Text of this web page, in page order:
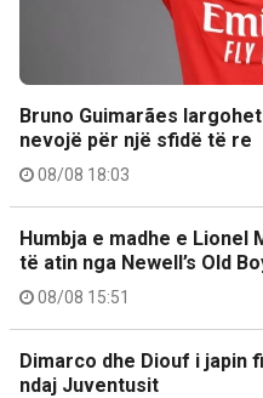
Bruno Guimarães
nevojë për një sfidë të re
08/08 18:03
Humbja e madhe e Lionel
të atin nga Newell’s Old
08/08 15:51
Dimarco dhe Diouf i japin
ndaj Juventusit